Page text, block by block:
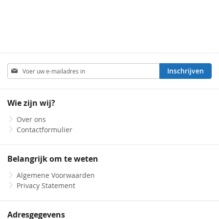
Abonneer
u
op
nieuwsbrief
Inschrijven
Wie zijn wij?
Over ons
Contactformulier
Belangrijk om te weten
Algemene Voorwaarden
Privacy Statement
Adresgegevens